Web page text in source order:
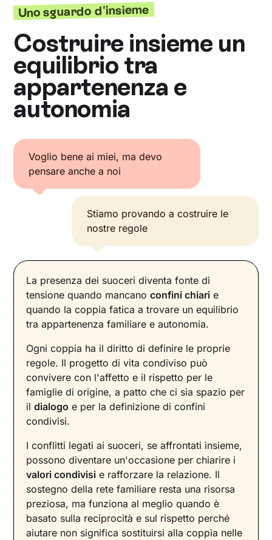
Uno sguardo d'insieme
Costruire insieme un
equilibrio tra
appartenenza e
autonomia
Voglio bene ai miei, ma devo
pensare anche a noi
Stiamo provando a costruire le
nostre regole
La presenza dei suoceri diventa fonte di
tensione quando mancanoconfini chiari e
quando la coppia fatica a trovare un equilibrio
tra appartenenza familiare e autonomia.
Ogni coppia ha il diritto di definire le proprie
regole. Il progetto di vita condiviso può
convivere con l'affetto e il rispetto per le
famiglie di origine, a patto che ci sia spazio per
ildialogo e per la definizione di confini
condivisi.
I conflitti legati ai suoceri, se affrontati insieme,
possono diventare un'occasione per chiarire i
valori condivisi e rafforzare la relazione. Il
sostegno della rete familiare resta una risorsa
preziosa, ma funziona al meglio quando è
basato sulla reciprocità e sul rispetto perché
aiutare non significa sostituirsi alla coppia nelle